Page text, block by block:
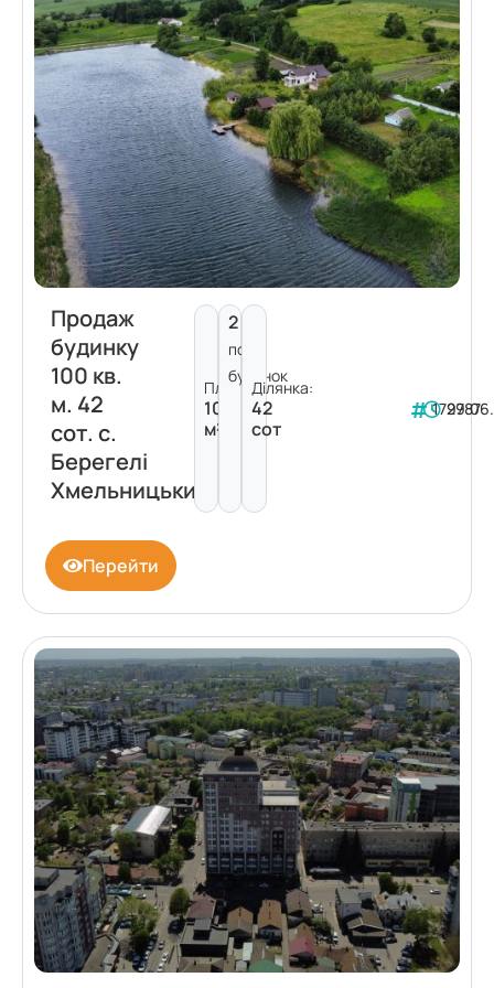
Продаж
будинку
100 кв.
м. 42
сот. с.
Берегелі
Хмельницький
Площа:
100
м²
2
пов.
будинок
Ділянка:
42
сот
179787
Перейти